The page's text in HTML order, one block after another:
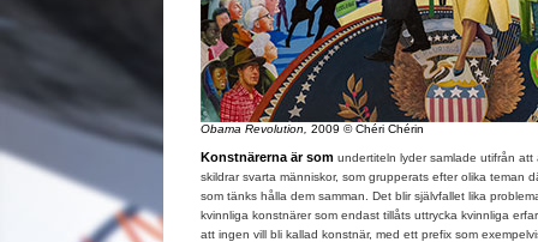
Obama Revolution, 2009 © Chéri Chérin
Konstnärerna är som undertiteln lyder samlade utifrån att
skildrar svarta människor, som grupperats efter olika teman
som tänks hålla dem samman. Det blir självfallet lika
kvinnliga konstnärer som endast tillåts uttrycka kvinnliga
att ingen vill bli kallad konstnär, med ett prefix som